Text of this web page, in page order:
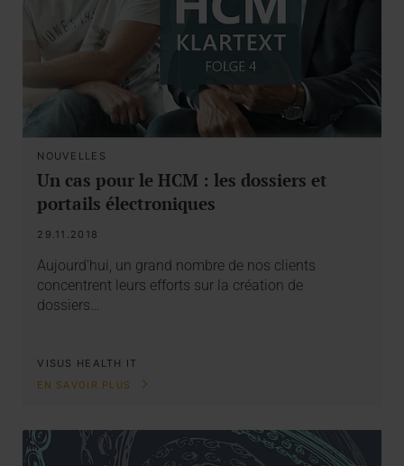
NOUVELLES
Un cas pour le HCM : les dossiers et
portails électroniques
29.11.2018
Aujourd'hui, un grand nombre de nos clients
concentrent leurs efforts sur la création de
dossiers…
VISUS HEALTH IT
EN SAVOIR PLUS